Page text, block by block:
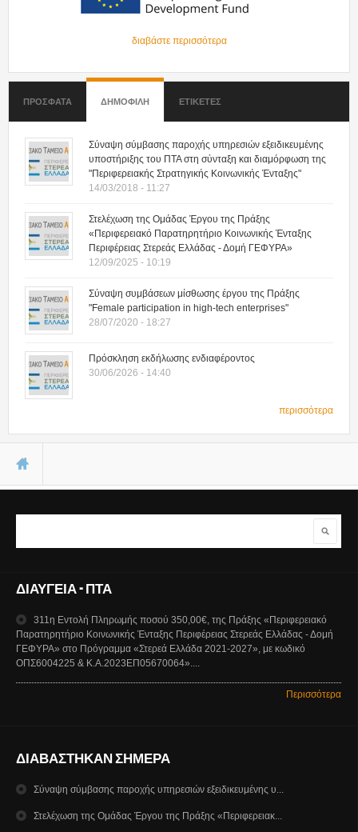
διαβάστε περισσότερα
ΠΡΟΣΦΑΤΑ ΔΗΜΟΦΙΛΗ (ΕΝΕΡΓΗ ΚΑΡΤΕΛΑ)
ΕΤΙΚΕΤΕΣ
Σύναψη σύμβασης παροχής υπηρεσιών εξειδικευμένης
υποστήριξης του ΠΤΑ στη σύνταξη και διαμόρφωση της
"Περιφερειακής Στρατηγικής Κοινωνικής Ένταξης"
14/03/2018 - 11:27
Στελέχωση της Ομάδας Έργου της Πράξης
«Περιφερειακό Παρατηρητήριο Κοινωνικής Ένταξης
Περιφέρειας Στερεάς Ελλάδας - Δομή ΓΕΦΥΡΑ»
12/09/2025 - 10:19
Σύναψη συμβάσεων μίσθωσης έργου της Πράξης
"Female participation in high-tech enterprises"
28/07/2020 - 18:27
Πρόσκληση εκδήλωσης ενδιαφέροντος
30/06/2026 - 14:40
περισσότερα
Είστε εδώ
Αναζήτηση
ΔΙΑΥΓΕΙΑ - ΠΤΑ
311η Εντολή Πληρωμής ποσού 350,00€, της Πράξης «Περιφερειακό
Παρατηρητήριο Κοινωνικής Ένταξης Περιφέρειας Στερεάς Ελλάδας - Δομή
ΓΕΦΥΡΑ» στο Πρόγραμμα «Στερεά Ελλάδα 2021-2027», με κωδικό
ΟΠΣ6004225 & Κ.Α.2023ΕΠ05670064»....
Περισσότερα
ΔΙΑΒΑΣΤΗΚΑΝ ΣΗΜΕΡΑ
Σύναψη σύμβασης παροχής υπηρεσιών εξειδικευμένης υ...
Στελέχωση της Ομάδας Έργου της Πράξης «Περιφερειακ...